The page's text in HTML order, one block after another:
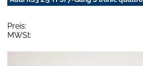
Preis:
MWSt: